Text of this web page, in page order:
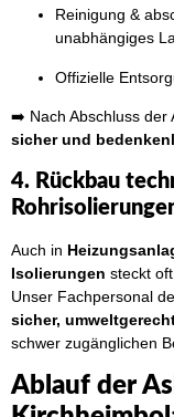
Reinigung &
unabhängiges
Offizielle
➡️ Nach Abschluss der
sicher und
4. Rückbau
Auch in
Isolierungen steckt oft
Unser Fachpersonal
sicher,
schwer zugänglichen
Ablauf der